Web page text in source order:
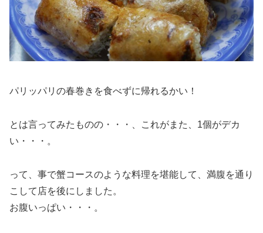
パリッパリの春巻きを食べずに帰れるかい！
とは言ってみたものの・・・、これがまた、1個がデカ
い・・・。
って、事で蟹コースのような料理を堪能して、満腹を通り
こして店を後にしました。
お腹いっぱい・・・。